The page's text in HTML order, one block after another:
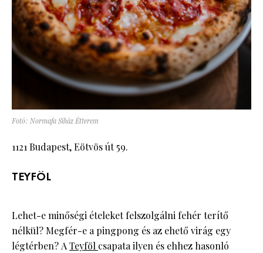
Fotó: Normafa Síház Étterem
1121 Budapest, Eötvös út 59.
TEYFÖL
Lehet-e minőségi ételeket felszolgálni fehér terítő
nélkül? Megfér-e a pingpong és az ehető virág egy
légtérben? ATeyföl csapata ilyen és ehhez hasonló